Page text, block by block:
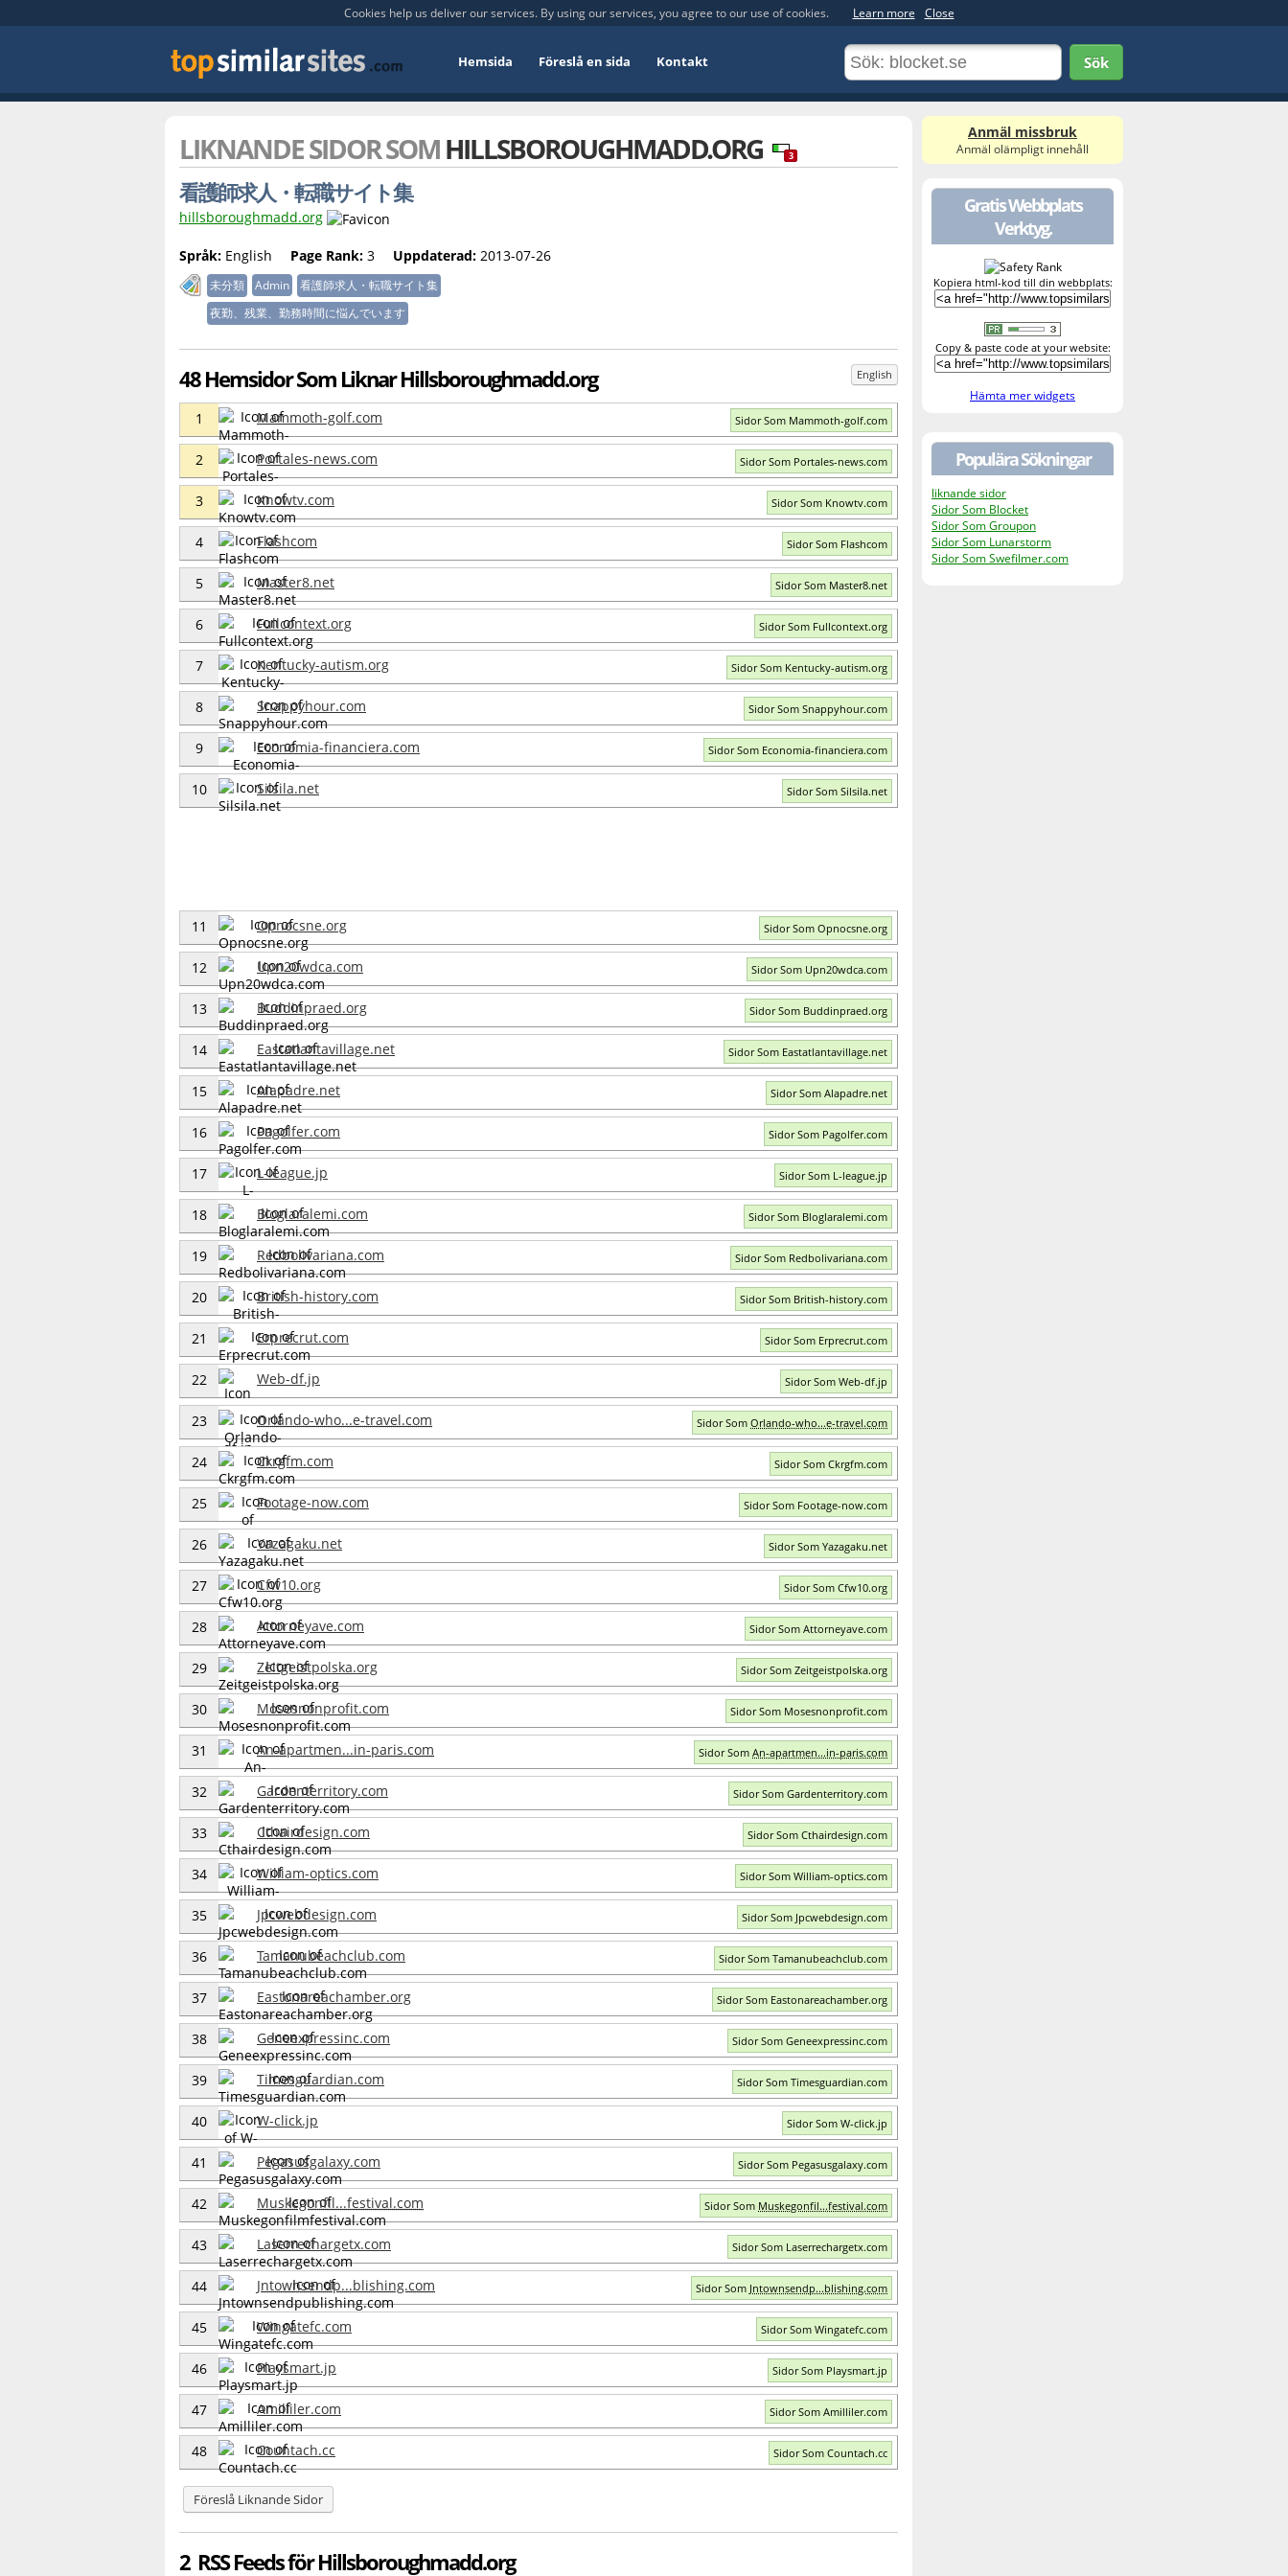
Cookies help us deliver our services. By using our services, you agree to our use of cookies. Learn more Close
Hemsida Föreslå en sida Kontakt Sök
LIKNANDE SIDOR SOMHILLSBOROUGHMADD.ORG 3
看護師求人・転職サイト集
hillsboroughmadd.org
Språk: English Page Rank: 3 Uppdaterad: 2013-07-26
未分類 Admin
看護師求人・転職サイト集
夜勤、残業、勤務時間に悩んでいます
48 Hemsidor Som Liknar Hillsboroughmadd.org English
1 Mammoth-golf.com Sidor Som Mammoth-golf.com
2 Portales-news.com Sidor Som Portales-news.com
3 Knowtv.com Sidor Som Knowtv.com
4 Flashcom Sidor Som Flashcom
5 Master8.net Sidor Som Master8.net
6 Fullcontext.org Sidor Som Fullcontext.org
7 Kentucky-autism.org Sidor Som Kentucky-autism.org
8 Snappyhour.com Sidor Som Snappyhour.com
9 Economia-financiera.com Sidor Som Economia-financiera.com
10 Silsila.net Sidor Som Silsila.net
11 Opnocsne.org Sidor Som Opnocsne.org
12 Upn20wdca.com Sidor Som Upn20wdca.com
13 Buddinpraed.org Sidor Som Buddinpraed.org
14 Eastatlantavillage.net Sidor Som Eastatlantavillage.net
15 Alapadre.net Sidor Som Alapadre.net
16 Pagolfer.com Sidor Som Pagolfer.com
17 L-league.jp Sidor Som L-league.jp
18 Bloglaralemi.com Sidor Som Bloglaralemi.com
19 Redbolivariana.com Sidor Som Redbolivariana.com
20 British-history.com Sidor Som British-history.com
21 Erprecrut.com Sidor Som Erprecrut.com
22 Web-df.jp Sidor Som Web-df.jp
23 Orlando-who...e-travel.com Sidor Som Orlando-who...e-travel.com
24 Ckrgfm.com Sidor Som Ckrgfm.com
25 Footage-now.com Sidor Som Footage-now.com
26 Yazagaku.net Sidor Som Yazagaku.net
27 Cfw10.org Sidor Som Cfw10.org
28 Attorneyave.com Sidor Som Attorneyave.com
29 Zeitgeistpolska.org Sidor Som Zeitgeistpolska.org
30 Mosesnonprofit.com Sidor Som Mosesnonprofit.com
31 An-apartmen...in-paris.com Sidor Som An-apartmen...in-paris.com
32 Gardenterritory.com Sidor Som Gardenterritory.com
33 Cthairdesign.com Sidor Som Cthairdesign.com
34 William-optics.com Sidor Som William-optics.com
35 Jpcwebdesign.com Sidor Som Jpcwebdesign.com
36 Tamanubeachclub.com Sidor Som Tamanubeachclub.com
37 Eastonareachamber.org Sidor Som Eastonareachamber.org
38 Geneexpressinc.com Sidor Som Geneexpressinc.com
39 Timesguardian.com Sidor Som Timesguardian.com
40 W-click.jp Sidor Som W-click.jp
41 Pegasusgalaxy.com Sidor Som Pegasusgalaxy.com
42 Muskegonfil...festival.com Sidor Som Muskegonfil...festival.com
43 Laserrechargetx.com Sidor Som Laserrechargetx.com
44 Jntownsendp...blishing.com Sidor Som Jntownsendp...blishing.com
45 Wingatefc.com Sidor Som Wingatefc.com
46 Playsmart.jp Sidor Som Playsmart.jp
47 Amilliler.com Sidor Som Amilliler.com
48 Countach.cc Sidor Som Countach.cc
Föreslå Liknande Sidor
2 RSS Feeds för Hillsboroughmadd.org
Anmäl missbruk
Anmäl olämpligt innehåll
Gratis Webbplats
Verktyg.
Kopiera html-kod till din webbplats:
Copy & paste code at your website:
Hämta mer widgets
Populära Sökningar
liknande sidor
Sidor Som Blocket
Sidor Som Groupon
Sidor Som Lunarstorm
Sidor Som Swefilmer.com